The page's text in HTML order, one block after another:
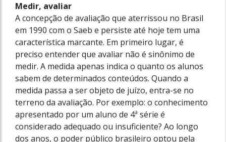
Medir, avaliar
A concepção de avaliação que aterrissou no Brasil
em 1990 com o Saeb e persiste até hoje tem uma
característica marcante. Em primeiro lugar, é
preciso entender que avaliar não é sinônimo de
medir. A medida apenas indica o quanto os alunos
sabem de determinados conteúdos. Quando a
medida passa a ser objeto de juízo, entra-se no
terreno da avaliação. Por exemplo: o conhecimento
apresentado por um aluno de 4ª série é
considerado adequado ou insuficiente? Ao longo
dos anos, o poder público brasileiro optou pela